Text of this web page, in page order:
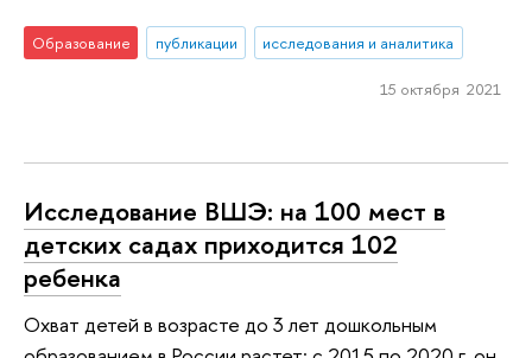
Образование публикации исследования и аналитика
15 октября 2021
Исследование ВШЭ: на 100 мест в
детских садах приходится 102
ребенка
Охват детей в возрасте до 3 лет дошкольным